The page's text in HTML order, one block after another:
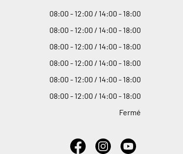
08:00 - 12:00 / 14:00 - 18:00
08:00 - 12:00 / 14:00 - 18:00
08:00 - 12:00 / 14:00 - 18:00
08:00 - 12:00 / 14:00 - 18:00
08:00 - 12:00 / 14:00 - 18:00
08:00 - 12:00 / 14:00 - 18:00
Fermé